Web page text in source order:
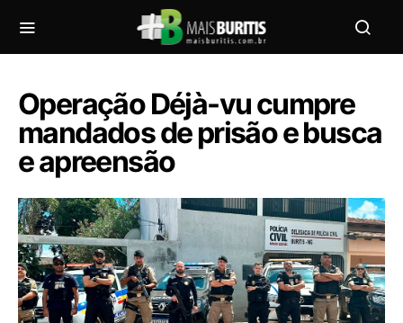
Operação Déjà-vu cumpre
mandados de prisão e busca
e apreensão